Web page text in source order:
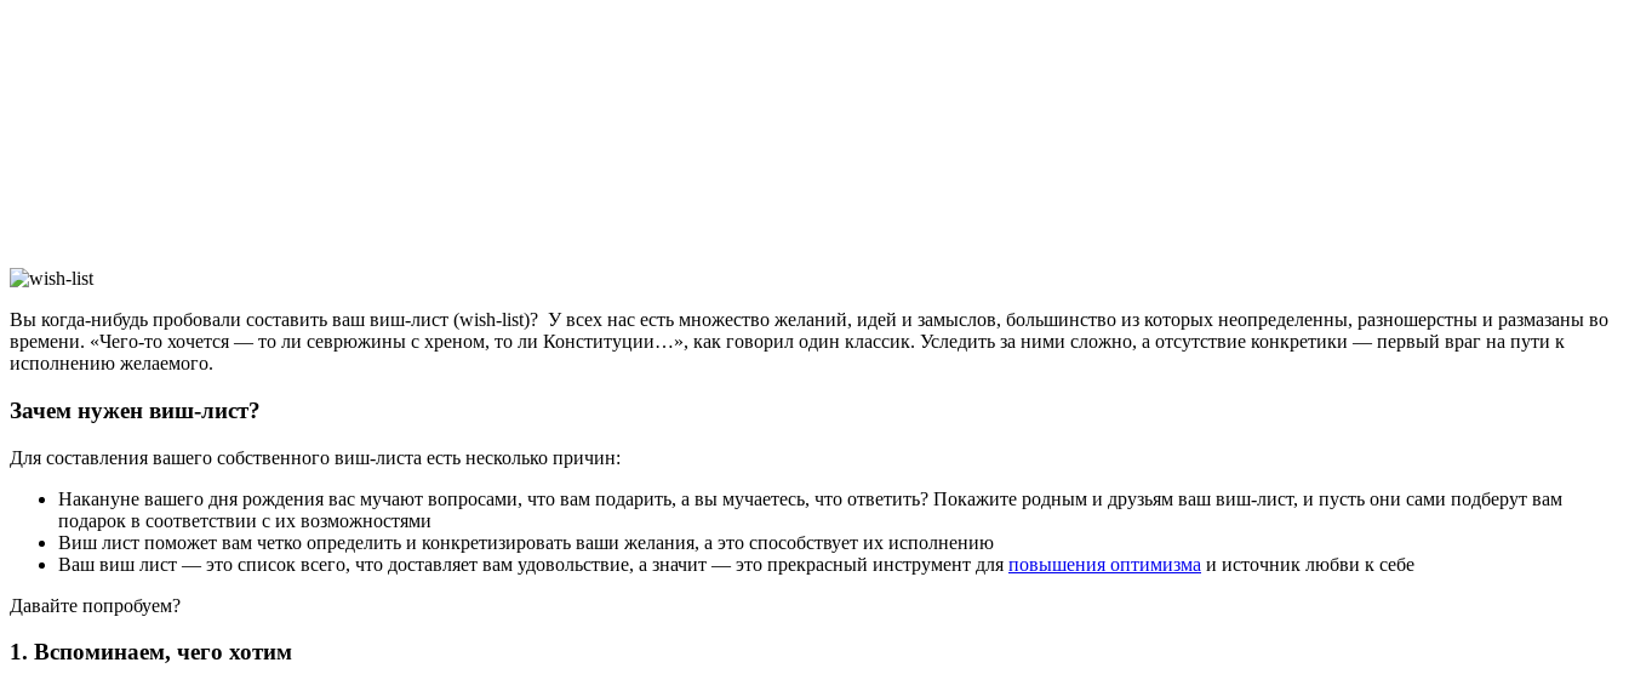
Вы когда-нибудь пробовали составить ваш виш-лист (wish-list)? У всех нас есть множество желаний, идей и замыслов, большинство из которых неопределенны, разношерстны и размазаны во
времени. «Чего-то хочется — то ли севрюжины с хреном, то ли Конституции…», как говорил один классик. Уследить за ними сложно, а отсутствие конкретики — первый враг на пути к
исполнению желаемого.
Зачем нужен виш-лист?
Для составления вашего собственного виш-листа есть несколько причин:
Накануне вашего дня рождения вас мучают вопросами, что вам подарить, а вы мучаетесь, что ответить? Покажите родным и друзьям ваш виш-лист, и пусть они сами подберут вам
подарок в соответствии с их возможностями
Виш лист поможет вам четко определить и конкретизировать ваши желания, а это способствует их исполнению
Ваш виш лист — это список всего, что доставляет вам удовольствие, а значит — это прекрасный инструмент для повышения оптимизма и источник любви к себе
Давайте попробуем?
1. Вспоминаем, чего хотим